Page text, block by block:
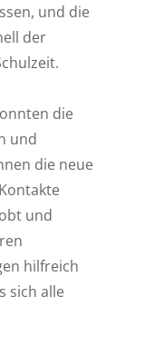
und die
der
die
und
die neue
und
hilfreich
sich alle